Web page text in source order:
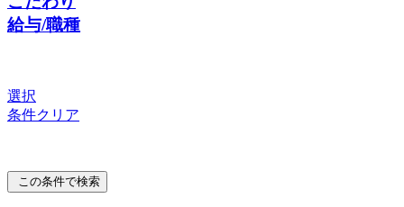
給与/職種
選択
条件クリア
この条件で検索